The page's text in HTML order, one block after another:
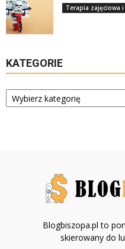
Terapia zajęciowa
KATEGORIE
Kategorie
Blogbiszopa.pl to
skierowany do